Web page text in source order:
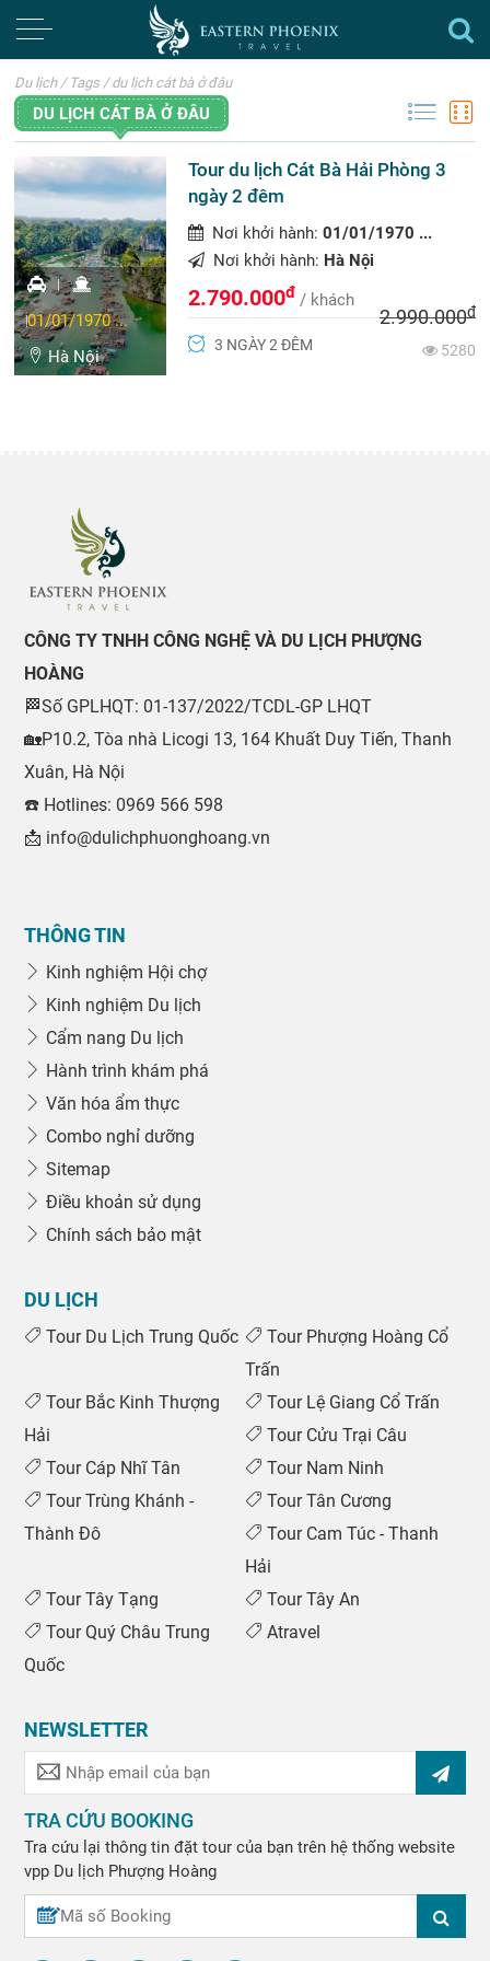
Du lịch / Tags / du lịch cát bà ở đâu
DU LỊCH CÁT BÀ Ở ĐÂU
01/01/1970 ...
Hà Nội
Tour du lịch Cát Bà Hải Phòng 3
ngày 2 đêm
Nơi khởi hành:01/01/1970 ...
Nơi khởi hành: Hà Nội
2.790.000đ / khách
2.990.000đ
3 NGÀY 2 ĐÊM
5280
CÔNG TY TNHH CÔNG NGHỆ VÀ DU LỊCH PHƯỢNG
HOÀNG
🏁Số GPLHQT: 01-137/2022/TCDL-GP LHQT
🏡P10.2, Tòa nhà Licogi 13, 164 Khuất Duy Tiến, Thanh
Xuân, Hà Nội
☎️ Hotlines: 0969 566 598
📩 info@dulichphuonghoang.vn
THÔNG TIN
Kinh nghiệm Hội chợ
Kinh nghiệm Du lịch
Cẩm nang Du lịch
Hành trình khám phá
Văn hóa ẩm thực
Combo nghỉ dưỡng
Sitemap
Điều khoản sử dụng
Chính sách bảo mật
DU LỊCH
Tour Du Lịch Trung Quốc
Tour Phượng Hoàng Cổ
Trấn
Tour Bắc Kinh Thượng
Hải
Tour Lệ Giang Cổ Trấn
Tour Cửu Trại Câu
Tour Cáp Nhĩ Tân
Tour Nam Ninh
Tour Trùng Khánh -
Thành Đô
Tour Tân Cương
Tour Cam Túc - Thanh
Hải
Tour Tây Tạng
Tour Tây An
Tour Quý Châu Trung
Quốc
Atravel
NEWSLETTER
TRA CỨU BOOKING
Tra cứu lại thông tin đặt tour của bạn trên hệ thống website
vpp Du lịch Phượng Hoàng